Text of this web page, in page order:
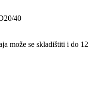
40
može se skladištiti i do 12